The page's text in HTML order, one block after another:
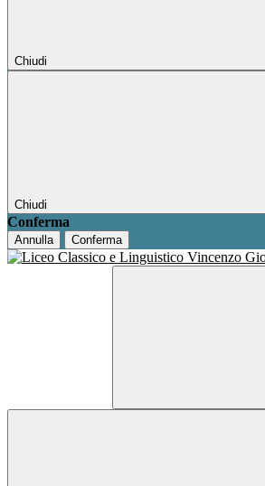
Chiudi
Chiudi
Conferma
Annulla Conferma